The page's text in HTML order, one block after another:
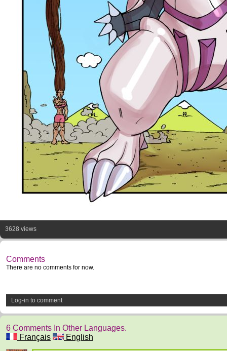
3628 views
Comments
There are no comments for now.
Log-in to comment
6 Comments In Other Languages.
Français
English